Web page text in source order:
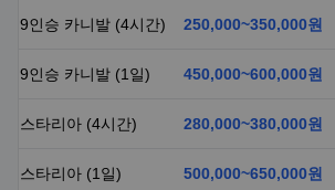
9인승 카니발 (4시간) 250,000~350,000원
9인승 카니발 (1일) 450,000~600,000원
스타리아 (4시간) 280,000~380,000원
스타리아 (1일) 500,000~650,000원